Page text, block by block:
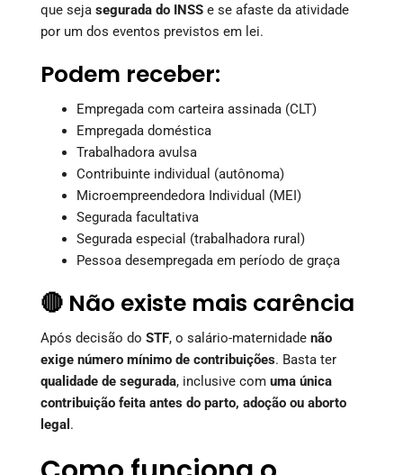
que seja segurada do INSS e se afaste da atividade
por um dos eventos previstos em lei.
Podem receber:
Empregada com carteira assinada (CLT)
Empregada doméstica
Trabalhadora avulsa
Contribuinte individual (autônoma)
Microempreendedora Individual (MEI)
Segurada facultativa
Segurada especial (trabalhadora rural)
Pessoa desempregada em período de graça
🔴 Não existe mais carência
Após decisão do STF, o salário-maternidade não
exige número mínimo de contribuições. Basta ter
qualidade de segurada, inclusive com uma única
contribuição feita antes do parto, adoção ou aborto
legal .